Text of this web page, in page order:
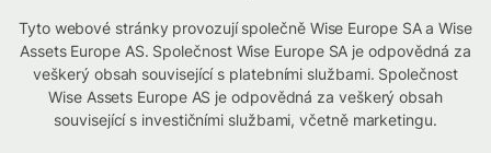
Tyto webové stránky provozují společně Wise Europe SA a Wise
Assets Europe AS. Společnost Wise Europe SA je odpovědná za
veškerý obsah související s platebními službami. Společnost
Wise Assets Europe AS je odpovědná za veškerý obsah
související s investičními službami, včetně marketingu.